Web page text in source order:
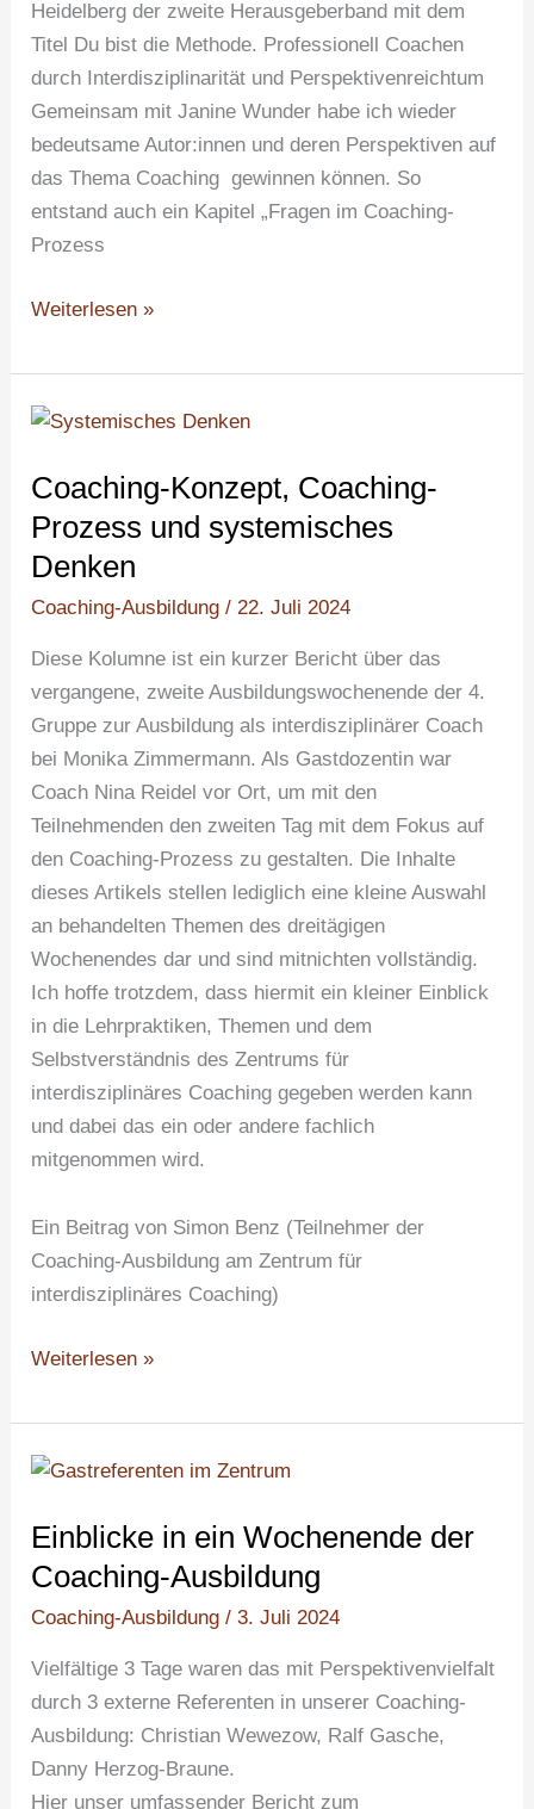
Heidelberg der zweite Herausgeberband mit dem
Titel Du bist die Methode. Professionell Coachen
durch Interdisziplinarität und Perspektivenreichtum
Gemeinsam mit Janine Wunder habe ich wieder
bedeutsame Autor:innen und deren Perspektiven auf
das Thema Coaching gewinnen können. So
entstand auch ein Kapitel „Fragen im Coaching-
Prozess
Weiterlesen »
Coaching-Konzept, Coaching-
Prozess und systemisches
Denken
Coaching-Ausbildung / 22. Juli 2024
Diese Kolumne ist ein kurzer Bericht über das
vergangene, zweite Ausbildungswochenende der 4.
Gruppe zur Ausbildung als interdisziplinärer Coach
bei Monika Zimmermann. Als Gastdozentin war
Coach Nina Reidel vor Ort, um mit den
Teilnehmenden den zweiten Tag mit dem Fokus auf
den Coaching-Prozess zu gestalten. Die Inhalte
dieses Artikels stellen lediglich eine kleine Auswahl
an behandelten Themen des dreitägigen
Wochenendes dar und sind mitnichten vollständig.
Ich hoffe trotzdem, dass hiermit ein kleiner Einblick
in die Lehrpraktiken, Themen und dem
Selbstverständnis des Zentrums für
interdisziplinäres Coaching gegeben werden kann
und dabei das ein oder andere fachlich
mitgenommen wird.
Ein Beitrag von Simon Benz (Teilnehmer der
Coaching-Ausbildung am Zentrum für
interdisziplinäres Coaching)
Coaching-
Coaching-
Prozess
und
Denken
Weiterlesen »
Einblicke in ein Wochenende der
Coaching-Ausbildung
Coaching-Ausbildung /3. Juli 2024
Vielfältige 3 Tage waren das mit Perspektivenvielfalt
durch 3 externe Referenten in unserer Coaching-
Ausbildung: Christian Wewezow, Ralf Gasche,
Danny Herzog-Braune.
Hier unser umfassender Bericht zum
Einblicke
ein
Wochenende
Coaching-
Ausbildung